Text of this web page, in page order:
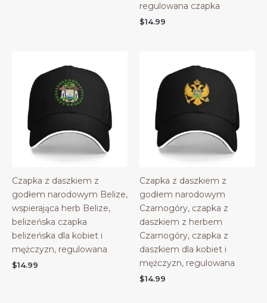
regulowana czapka
$14.99
Czapka z daszkiem z
godłem narodowym Belize,
wspierająca herb Belize,
belizeńska czapka
belizeńska dla kobiet i
mężczyzn, regulowana
$14.99
Czapka z daszkiem z
godłem narodowym
Czarnogóry, czapka z
daszkiem z herbem
Czarnogóry, czapka z
daszkiem dla kobiet i
mężczyzn, regulowana
$14.99